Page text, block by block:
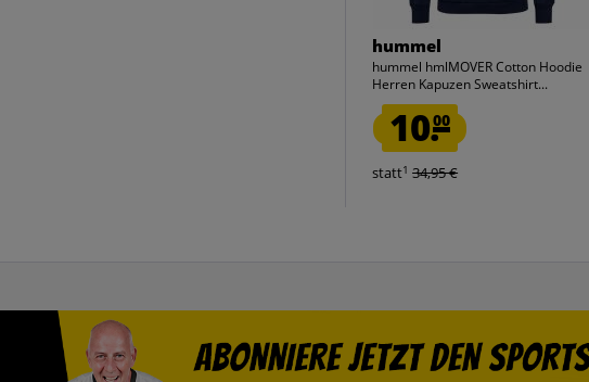
hummel
hummel hmlMOVER Cotton Hoodie
Herren Kapuzen Sweatshirt...
10.00
statt1 34,95 €